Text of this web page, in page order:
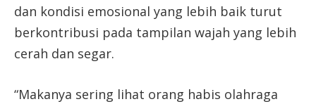
dan kondisi emosional yang lebih baik turut
berkontribusi pada tampilan wajah yang lebih
cerah dan segar.
“Makanya sering lihat orang habis olahraga